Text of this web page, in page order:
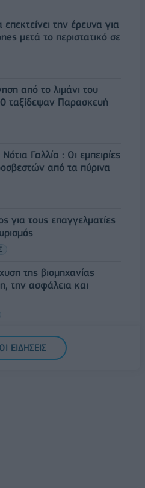
την έρευνα για
μετά το περιστατικό σε
από το λιμάνι του
ταξίδεψαν Παρασκευή
Γαλλία : Οι εμπειρίες
από τα πύρινα
για τους επαγγελματίες
της βιομηχανίας
την ασφάλεια και
λύση στο ζήτημα των
στις χρονοβόρες
ΕΙΔΗΣΕΙΣ